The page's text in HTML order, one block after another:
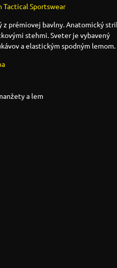
Tactical Sportswear
z prémiovej bavlny. Anatomický
stehmi. Sveter je vybavený
a elastickým spodným lemom.
a lem